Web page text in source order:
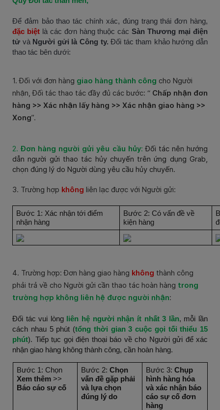
Để đảm bảo thao tác chính xác, đúng trạng thái đơn hàng,
đặc biệt là các đơn hàng thuộc cácSàn Thương mại điện
tử và Người gửi là Công ty. Đối tác tham khảo hướng dẫn
thao tác bên dưới:
1. Đối với đơn hàng giao hàng thành công cho Người
nhận,Đối tác thao tác đầy đủ các bước: “ Chấp nhận đơn
hàng >> Xác nhận lấy hàng >> Xác nhận giao hàng >>
Xong”.
2.Đơn hàng người gửi yêu cầu hủy: Đối tác nên hướng
dẫn người gửi thao tác hủy chuyến trên ứng dụng Grab,
chọn đúng lý do Người dùng yêu cầu hủy chuyến.
3. Trường hợp không liên lạc được với Người gửi:
Bước 1: Xác nhận tới điểm
nhận hàng
Bước 2: Có vấn đề về
kiện hàng
4. Trường hợp: Đơn hàng giao hàng không thành công
phải trả về cho Người gửi cần thao tác hoàn hàng trong
trường hợp không liên hệ được người nhận:
Đối tác vui lòng liên hệ người nhận ít nhất 3 lần, mỗi lần
cách nhau 5 phút (tổng thời gian 3 cuộc gọi tối thiểu 15
phút). Tiếp tục gọi điện thoại báo về cho Người gửi để xác
nhận giao hàng không thành công, cần hoàn hàng.
Bước 1: Chọn
Xem thêm >>
Báo cáo sự cố
Bước 2: Chọn
vấn đề gặp phải
và lựa chọn
đúng lý do
Bước 3: Chụp
hình hàng hóa
và xác nhận báo
cáo sự cố đơn
hàng